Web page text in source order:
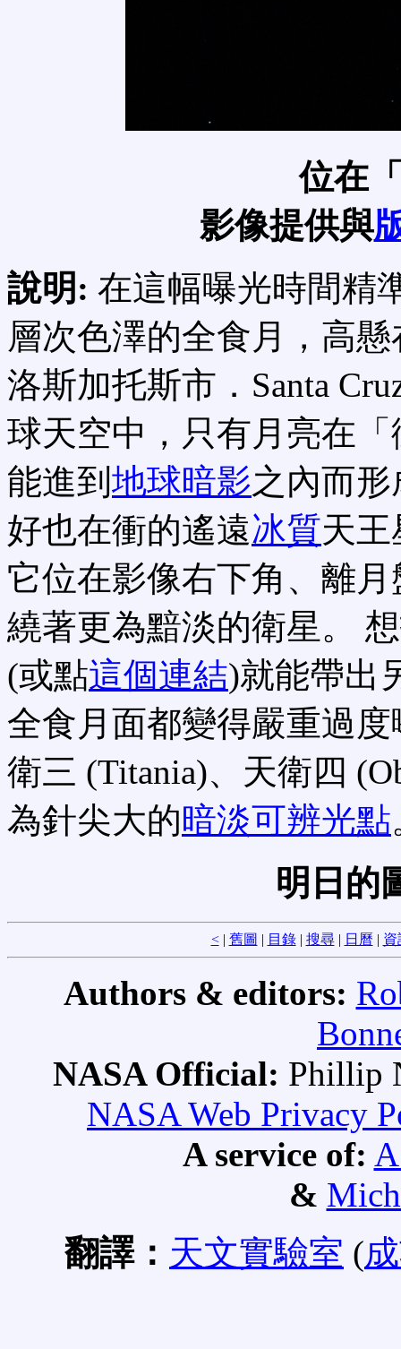
位在
影像提供與
說明: 在這幅曝光時間精
層次色澤的全食月，高懸
洛斯加托斯市．Santa
球天空中，只有月亮在
能進到 地球暗影之內而
好也在衝的遙遠冰質天
它位在影像右下角、離
繞著更為黯淡的衛星。
(或點這個連結)就能帶出
全食月面都變得嚴重過
衛三 (Titania)、天衛四
為針尖大的暗淡可辨光點
明日的
<| 舊圖 | 目錄| 搜尋| 日曆 | 資
Authors & editors:
NASA Official: Phillip
NASA Web Privacy
A service of:
&
翻譯： 天文實驗室 (